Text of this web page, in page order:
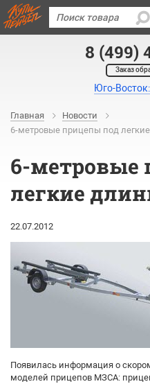
8 (499)
Заказ
Юго-
Главная
Новости
6-метровые прицепы под
6-метровые
легкие
22.07.2012
Появилась информация о
моделей прицепов МЗСА: